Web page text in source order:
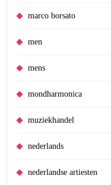
marco borsato
men
mens
mondharmonica
muziekhandel
nederlands
nederlandse artiesten